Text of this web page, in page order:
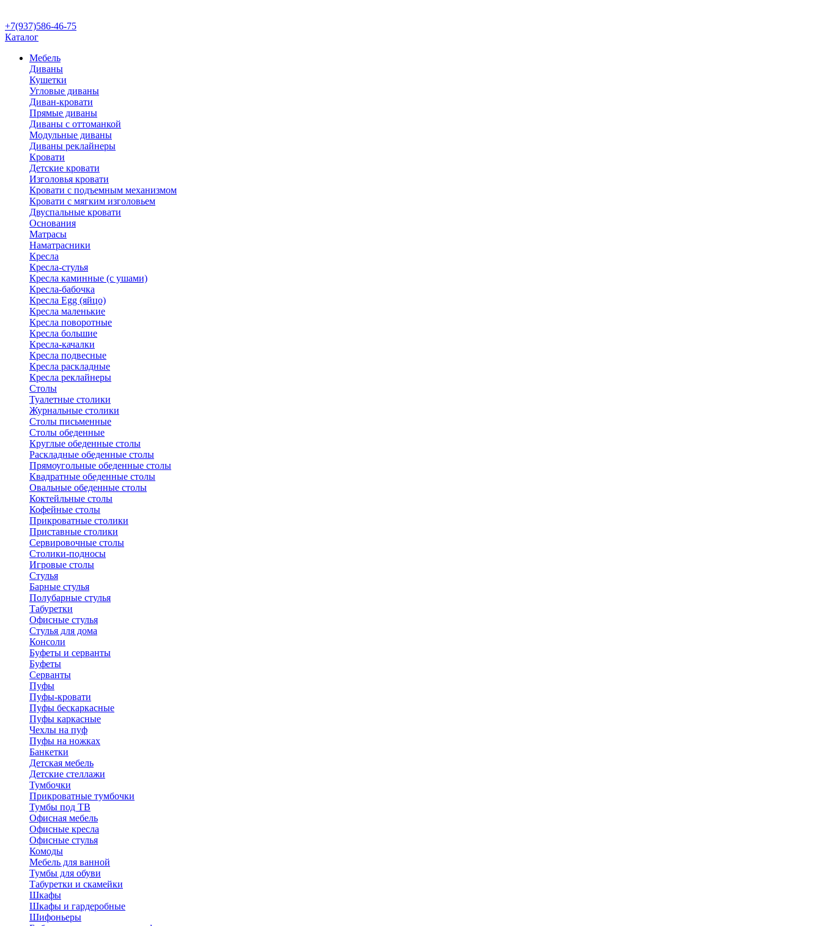
+7(937)586-46-75
Каталог
Мебель
Диваны
Кушетки
Угловые диваны
Диван-кровати
Прямые диваны
Диваны с оттоманкой
Модульные диваны
Диваны реклайнеры
Кровати
Детские кровати
Изголовья кровати
Кровати с подъемным механизмом
Кровати с мягким изголовьем
Двуспальные кровати
Основания
Матрасы
Наматрасники
Кресла
Кресла-стулья
Кресла каминные (с ушами)
Кресла-бабочка
Кресла Egg (яйцо)
Кресла маленькие
Кресла поворотные
Кресла большие
Кресла-качалки
Кресла подвесные
Кресла раскладные
Кресла реклайнеры
Столы
Туалетные столики
Журнальные столики
Столы письменные
Столы обеденные
Круглые обеденные столы
Раскладные обеденные столы
Прямоугольные обеденные столы
Квадратные обеденные столы
Овальные обеденные столы
Коктейльные столы
Кофейные столы
Прикроватные столики
Приставные столики
Сервировочные столы
Столики-подносы
Игровые столы
Стулья
Барные стулья
Полубарные стулья
Табуретки
Офисные стулья
Стулья для дома
Консоли
Буфеты и серванты
Буфеты
Серванты
Пуфы
Пуфы-кровати
Пуфы бескаркасные
Пуфы каркасные
Чехлы на пуф
Пуфы на ножках
Банкетки
Детская мебель
Детские стеллажи
Тумбочки
Прикроватные тумбочки
Тумбы под ТВ
Офисная мебель
Офисные кресла
Офисные стулья
Комоды
Мебель для ванной
Тумбы для обуви
Табуретки и скамейки
Шкафы
Шкафы и гардеробные
Шифоньеры